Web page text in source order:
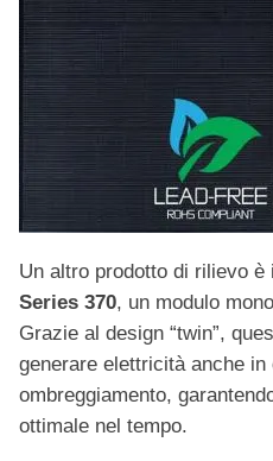
Un altro prodotto di rilievo è
Series 370, un modulo
Grazie al design “twin”,
generare elettricità anche
ombreggiamento,
ottimale nel tempo.